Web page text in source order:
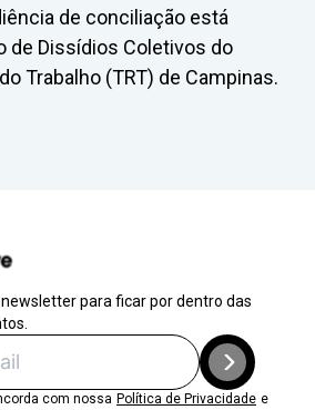
de conciliação está
de Dissídios Coletivos do
Trabalho (TRT) de Campinas.
para ficar por dentro das
com nossa Política de Privacidade e